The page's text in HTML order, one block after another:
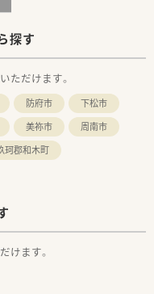
です。
が魅力で、現場の意見を尊
アットホームで、何でも相
魅力です。
いており、自身のアイデア
能です。
ムーズで、天候に左右され
ています
探す
ただけます。
防府市
下松市
美祢市
周南市
珂郡和木町
けます。